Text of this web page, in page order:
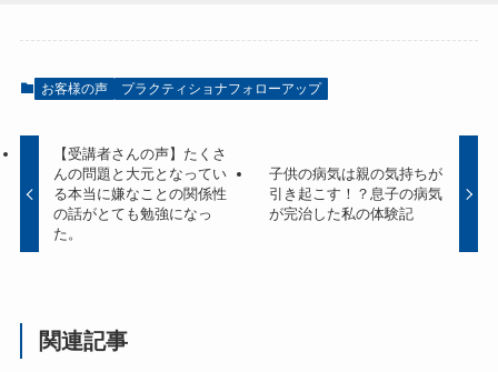
お客様の声 プラクティショナフォローアップ
【受講者さんの声】たくさ
んの問題と大元となってい
る本当に嫌なことの関係性
の話がとても勉強になっ
た。
子供の病気は親の気持ちが
引き起こす！？息子の病気
が完治した私の体験記
関連記事